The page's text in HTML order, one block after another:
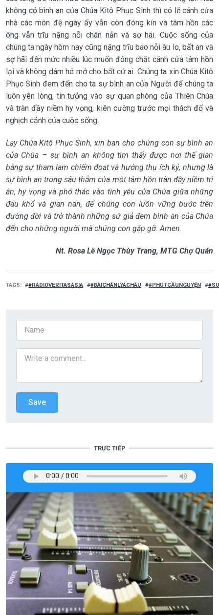
không có bình an của Chúa Kitô Phục Sinh thì có lẽ cánh cửa
nhà các môn đệ ngày ấy vẫn còn đóng kín và tâm hồn các
ông vẫn trĩu nặng nỗi chán nản và sợ hãi. Cuộc sống của
chúng ta ngày hôm nay cũng nặng trĩu bao nỗi âu lo, bất an và
sợ hãi đến mức nhiều lúc muốn đóng chặt cánh cửa tâm hồn
lại và không dám hé mở cho bất cứ ai. Chúng ta xin Chúa Kitô
Phục Sinh đem đến cho ta sự bình an của Người để chúng ta
luôn yên lòng, tin tưởng vào sự quan phòng của Thiên Chúa
và tràn đầy niềm hy vọng, kiên cường trước mọi thách đố và
nghịch cảnh của cuộc sống.
Lạy Chúa Kitô Phục Sinh, xin ban cho chúng con sự bình an
của Chúa – sự bình an không tìm thấy được nơi thế gian
bằng sự tham lam chiếm đoạt và hưởng thụ ích kỷ, nhưng là
sự bình an trong sâu thẳm của một tâm hồn tràn đầy niềm tri
ân, hy vọng và phó thác vào tình yêu của Chúa giữa những
đau khổ và gian nan, để chúng con luôn vững bước trên
đường đời và trở thành những sứ giả đem bình an của Chúa
đến cho những người mà chúng con gặp gỡ. Amen.
Nt. Rosa Lê Ngọc Thùy Trang, MTG Chợ Quán
TAGS #RADIOVERITASASIA #ĐÀICHÂNLÝÁCHÂU #PHÚTCẦUNGUYỆN
TRỰC TIẾP